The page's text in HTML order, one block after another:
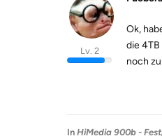
Lv. 2
Ok,
die
noch
In HiMedia 900b -